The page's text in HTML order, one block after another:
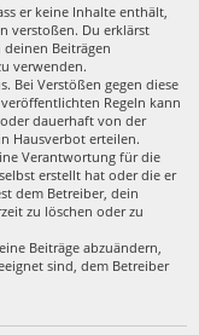
er keine Inhalte enthält,
verstoßen. Du erklärst
deinen Beiträgen
verwenden.
Bei Verstößen gegen diese
Regeln kann
dauerhaft von der
Hausverbot erteilen.
Verantwortung für die
erstellt hat oder die er
dem Betreiber, dein
zu löschen oder zu
Beiträge abzuändern,
sind, dem Betreiber